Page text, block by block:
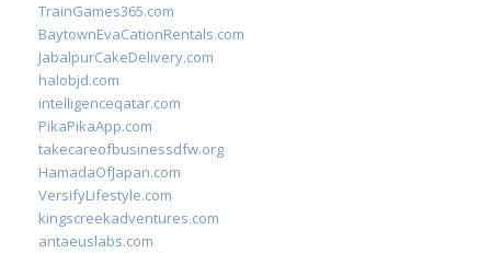
TrainGames365.com
BaytownEvaCationRentals.com
JabalpurCakeDelivery.com
halobjd.com
intelligenceqatar.com
PikaPikaApp.com
takecareofbusinessdfw.org
HamadaOfJapan.com
VersifyLifestyle.com
kingscreekadventures.com
antaeuslabs.com